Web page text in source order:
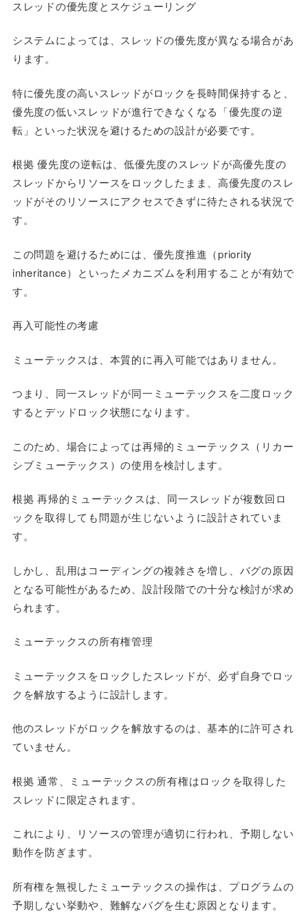
スレッドの優先度とスケジューリング
システムによっては、スレッドの優先度が異なる場合があ
ります。
特に優先度の高いスレッドがロックを長時間保持すると、
優先度の低いスレッドが進行できなくなる「優先度の逆
転」といった状況を避けるための設計が必要です。
根拠 優先度の逆転は、低優先度のスレッドが高優先度の
スレッドからリソースをロックしたまま、高優先度のスレ
ッドがそのリソースにアクセスできずに待たされる状況で
す。
この問題を避けるためには、優先度推進（priority
inheritance）といったメカニズムを利用することが有効で
す。
再入可能性の考慮
ミューテックスは、本質的に再入可能ではありません。
つまり、同一スレッドが同一ミューテックスを二度ロック
するとデッドロック状態になります。
このため、場合によっては再帰的ミューテックス（リカー
シブミューテックス）の使用を検討します。
根拠 再帰的ミューテックスは、同一スレッドが複数回ロ
ックを取得しても問題が生じないように設計されていま
す。
しかし、乱用はコーディングの複雑さを増し、バグの原因
となる可能性があるため、設計段階での十分な検討が求め
られます。
ミューテックスの所有権管理
ミューテックスをロックしたスレッドが、必ず自身でロッ
クを解放するように設計します。
他のスレッドがロックを解放するのは、基本的に許可され
ていません。
根拠 通常、ミューテックスの所有権はロックを取得した
スレッドに限定されます。
これにより、リソースの管理が適切に行われ、予期しない
動作を防ぎます。
所有権を無視したミューテックスの操作は、プログラムの
予期しない挙動や、難解なバグを生む原因となります。